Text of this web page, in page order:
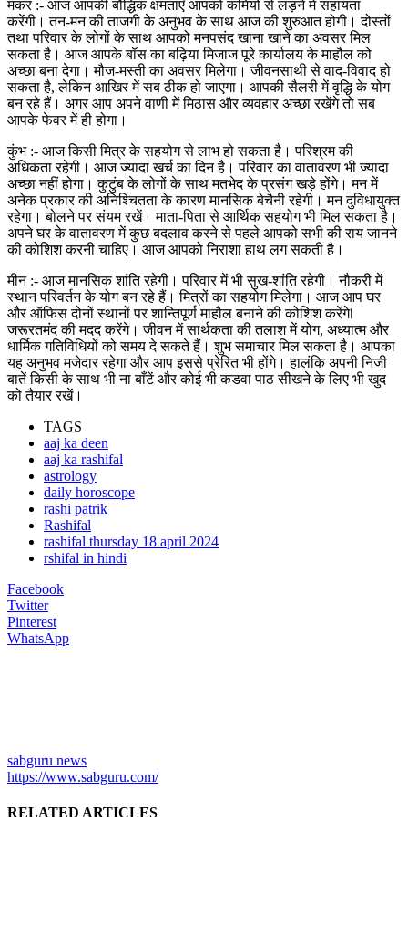
मकर :- आज आपकी बौद्धिक क्षमताएँ आपको कमियों से लड़ने में सहायता
करेंगी। तन-मन की ताजगी के अनुभव के साथ आज की शुरुआत होगी। दोस्तों
तथा परिवार के लोगों के साथ आपको मनपसंद खाना खाने का अवसर मिल
सकता है। आज आपके बॉस का बढ़िया मिजाज पूरे कार्यालय के माहौल को
अच्छा बना देगा। मौज-मस्ती का अवसर मिलेगा। जीवनसाथी से वाद-विवाद हो
सकता है, लेकिन आखिर में सब ठीक हो जाएगा। आपकी सैलरी में वृद्धि के योग
बन रहे हैं। अगर आप अपने वाणी में मिठास और व्यवहार अच्छा रखेंगे तो सब
आपके फेवर में ही होगा।
कुंभ :- आज किसी मित्र के सहयोग से लाभ हो सकता है। परिश्रम की
अधिकता रहेगी। आज ज्यादा खर्च का दिन है। परिवार का वातावरण भी ज्यादा
अच्छा नहीं होगा। कुटुंब के लोगों के साथ मतभेद के प्रसंग खड़े होंगे। मन में
अनेक प्रकार की अनिश्चितता के कारण मानसिक बेचैनी रहेगी। मन दुविधायुक्त
रहेगा। बोलने पर संयम रखें। माता-पिता से आर्थिक सहयोग भी मिल सकता है।
अपने घर के वातावरण में कुछ बदलाव करने से पहले आपको सभी की राय जानने
की कोशिश करनी चाहिए। आज आपको निराशा हाथ लग सकती है।
मीन :- आज मानसिक शांति रहेगी। परिवार में भी सुख-शांति रहेगी। नौकरी में
स्थान परिवर्तन के योग बन रहे हैं। मित्रों का सहयोग मिलेगा। आज आप घर
और ऑफिस दोनों स्थानों पर शान्तिपूर्ण माहौल बनाने की कोशिश करेंगेǀ
जरूरतमंद की मदद करेंगे। जीवन में सार्थकता की तलाश में योग, अध्यात्म और
धार्मिक गतिविधियों को समय दे सकते हैं। शुभ समाचार मिल सकता है। आपका
यह अनुभव मजेदार रहेगा और आप इससे प्रेरित भी होंगे। हालंकि अपनी निजी
बातें किसी के साथ भी ना बाँटें और कोई भी कडवा पाठ सीखने के लिए भी खुद
को तैयार रखें।
TAGS
aaj ka deen
aaj ka rashifal
astrology
daily horoscope
rashi patrik
Rashifal
rashifal thursday 18 april 2024
rshifal in hindi
Facebook
Twitter
Pinterest
WhatsApp
sabguru news
https://www.sabguru.com/
RELATED ARTICLES